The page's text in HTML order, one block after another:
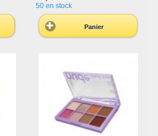
50 en stock
Panier